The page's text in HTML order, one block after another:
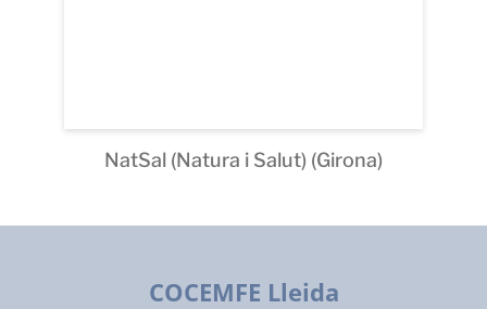
NatSal (Natura i Salut) (Girona)
COCEMFE Lleida